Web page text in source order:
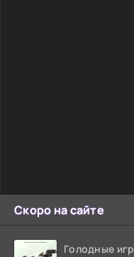
Скоро на сайте
Голодные